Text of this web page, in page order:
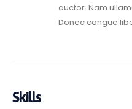
auctor. Nam
Donec congue
Skills